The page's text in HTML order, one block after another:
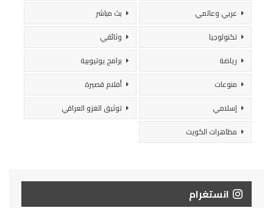
عربي وعالمي
بث مباشر
تكنولوجيا
وثائقي
رياضة
برامج يوتيوبية
منوعات
أفلام قصيرة
إسلامي
توثيق الغزو العراقي
مظاهرات الكويت
انستغرام